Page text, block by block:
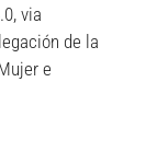
via
de la
e